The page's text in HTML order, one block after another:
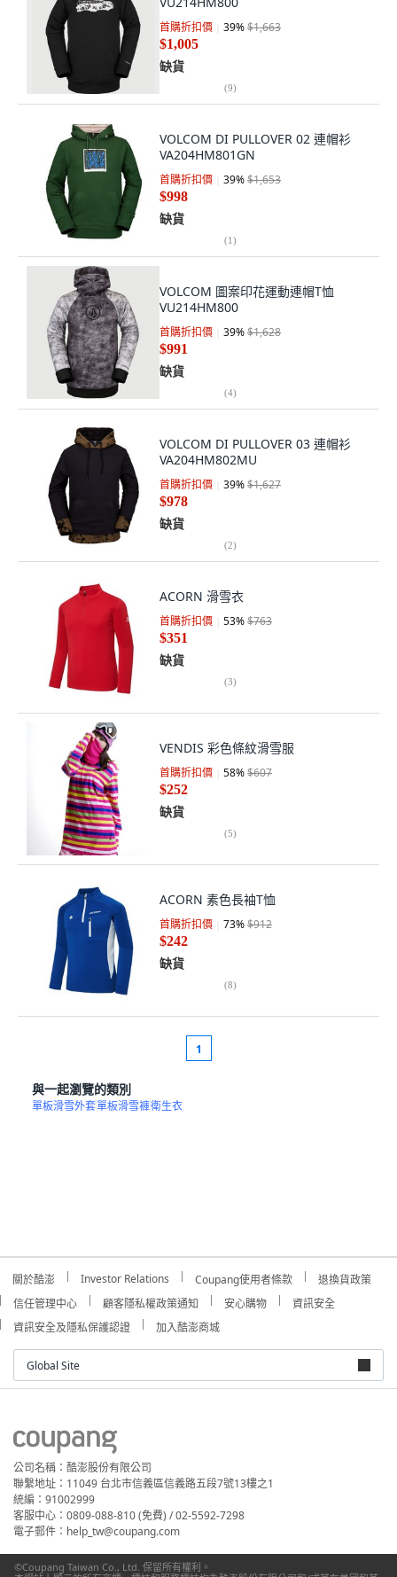
首購折扣價 39%$1,663
$1,005
缺貨
(9)
VOLCOM DI PULLOVER 02 連帽衫
VA204HM801GN
首購折扣價 39%$1,653
$998
缺貨
(1)
VOLCOM 圖案印花運動連帽T恤
VU214HM800
首購折扣價 39%$1,628
$991
缺貨
(4)
VOLCOM DI PULLOVER 03 連帽衫
VA204HM802MU
首購折扣價 39%$1,627
$978
缺貨
(2)
ACORN 滑雪衣
首購折扣價 53%$763
$351
缺貨
(3)
VENDIS 彩色條紋滑雪服
首購折扣價 58%$607
$252
缺貨
(5)
ACORN 素色長袖T恤
首購折扣價 73%$912
$242
缺貨
(8)
1
與一起瀏覽的類別
單板滑雪外套單板滑雪褲衛生衣
關於酷澎 Investor Relations Coupang使用者條款
退換貨政策
信任管理中心
顧客隱私權政策通知 安心購物
資訊安全
資訊安全及隱私保護認證
加入酷澎商城
Global Site
公司名稱：酷澎股份有限公司
聯繫地址：11049 台北市信義區信義路五段7號13樓之1
統編：91002999
客服中心：0809-088-810 (免費) / 02-5592-7298
電子郵件：help_tw@coupang.com
©Coupang Taiwan Co., Ltd. 保留所有權利。